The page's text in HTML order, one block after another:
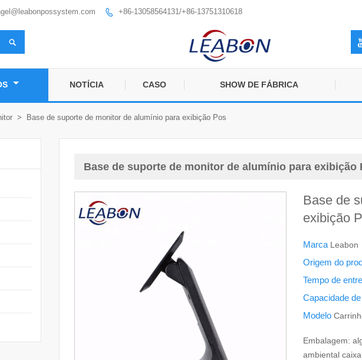
 +86-13058564131/+86-13751310618

NOTÍCIA CASO SHOW DE FÁBRICA
> Base de suporte de monitor de alumínio para exibição Pos
Base de suporte de monitor de alumínio para exibição
Base de
exibição
Marca Leabon
Origem do
Tempo de
Capacidade
Modelo
Embalagem:
ambiental